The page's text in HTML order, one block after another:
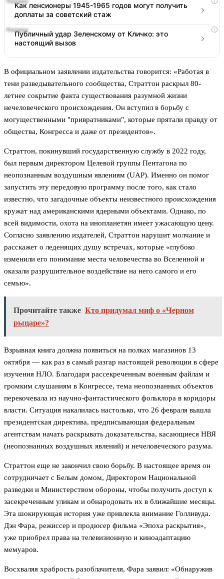
Как пенсионеры 1945-1965 годов могут получить
доплаты за советский стаж
i
Публичный удар Зеленскому от Кличко: это
настоящий вызов
В официальном заявлении издательства говорится: «Работая в
тени разведывательного сообщества, Страттон раскрыл 80-
летнее сокрытие факта существования разумной жизни
нечеловеческого происхождения. Он вступил в борьбу с
могущественными "привратниками", которые прятали правду от
общества, Конгресса и даже от президентов».
Страттон, покинувший государственную службу в 2022 году,
был первым директором Целевой группы Пентагона по
неопознанным воздушным явлениям (UAP). Именно он помог
запустить эту передовую программу после того, как стало
известно, что загадочные объекты неизвестного происхождения
кружат над американскими ядерными объектами. Однако, по
всей видимости, охота на инопланетян имеет ужасающую цену.
Согласно заявлению издателей, Страттон нарушит молчание и
расскажет о леденящих душу встречах, которые «глубоко
изменили его понимание места человечества во Вселенной и
оказали разрушительное воздействие на него самого и его
семью».
Прочитайте также Кто придумал миф о «Черном
рыцаре»?
Взрывная книга должна появиться на полках магазинов 13
октября — как раз в самый разгар настоящей революции в сфере
изучения НЛО. Благодаря рассекреченным военным файлам и
громким слушаниям в Конгрессе, тема неопознанных объектов
перекочевала из научно-фантастического фольклора в коридоры
власти. Ситуация накалилась настолько, что 26 февраля вышла
президентская директива, предписывающая федеральным
агентствам начать раскрывать доказательства, касающиеся НВЯ
(неопознанных воздушных явлений) и нечеловеческого разума.
Страттон еще не закончил свою борьбу. В настоящее время он
сотрудничает с Белым домом, Директором Национальной
разведки и Министерством обороны, чтобы получить доступ к
засекреченным уликам и обнародовать их в ближайшие месяцы.
Эта шокирующая история уже привлекла внимание Голливуда.
Дэн Фара, режиссер и продюсер фильма «Эпоха раскрытия»,
уже приобрел права на телевизионную и киноадаптацию
мемуаров.
Восхваляя храбрость разоблачителя, Фара заявил: «Обнаружив